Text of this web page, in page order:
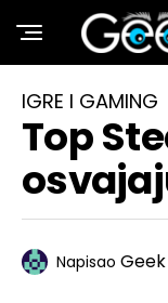
IGRE I GAMING
Top
Napisao